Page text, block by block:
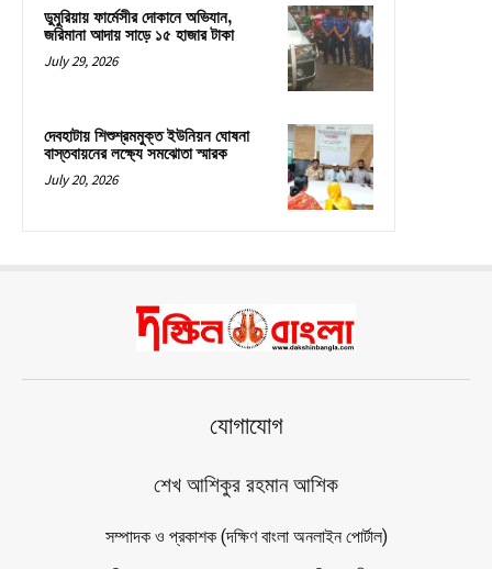
ডুমুরিয়ায় ফার্মেসীর দোকানে অভিযান,
জরিমানা আদায় সাড়ে ১৫ হাজার টাকা
July 29, 2026
দেবহাটায় শিশুশ্রমমুক্ত ইউনিয়ন ঘোষনা
বাস্তবায়নের লক্ষ্যে সমঝোতা স্মারক
July 20, 2026
যোগাযোগ
শেখ আশিকুর রহমান আশিক
সম্পাদক ও প্রকাশক (দক্ষিণ বাংলা অনলাইন পোর্টাল)